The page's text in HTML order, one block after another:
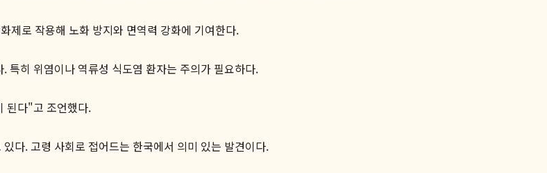
제로 작용해 노화 방지와 면역력 강화에 기여한다.
특히 위염이나 역류성 식도염 환자는 주의가 필요하다.
된다"고 조언했다.
다. 고령 사회로 접어드는 한국에서 의미 있는 발견이다.